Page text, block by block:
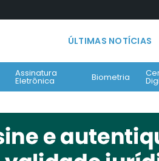
ÚLTIMAS NOTÍCIAS
Assinatura
Eletrônica Biometria